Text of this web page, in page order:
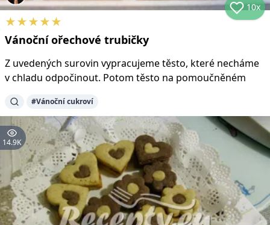
10x
★★★★★
Vánoční ořechové trubičky
Z uvedených surovin vypracujeme těsto, které necháme
v chladu odpočinout. Potom těsto na pomoučněném
#Vánoční cukroví
14.9K